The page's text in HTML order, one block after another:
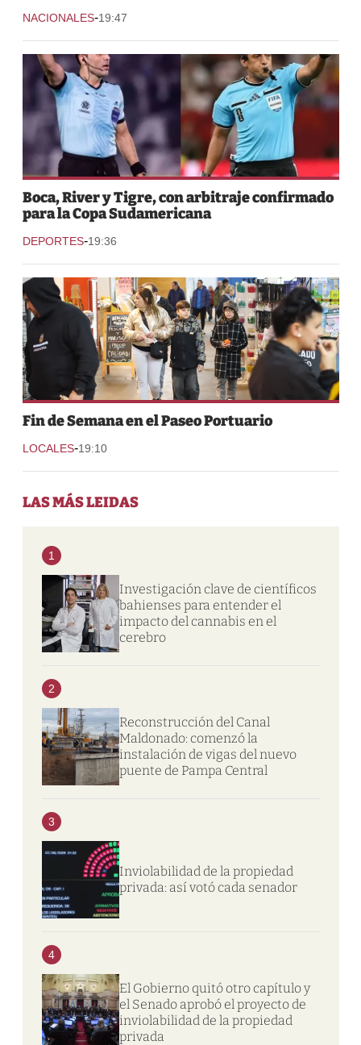
NACIONALES-19:47
Boca, River y Tigre, con arbitraje confirmado
para la Copa Sudamericana
DEPORTES-19:36
Fin de Semana en el Paseo Portuario
LOCALES-19:10
LAS MÁS LEIDAS
1
Investigación clave de científicos
bahienses para entender el
impacto del cannabis en el
cerebro
2
Reconstrucción del Canal
Maldonado: comenzó la
instalación de vigas del nuevo
puente de Pampa Central
3
Inviolabilidad de la propiedad
privada: así votó cada senador
4
El Gobierno quitó otro capítulo y
el Senado aprobó el proyecto de
inviolabilidad de la propiedad
privada